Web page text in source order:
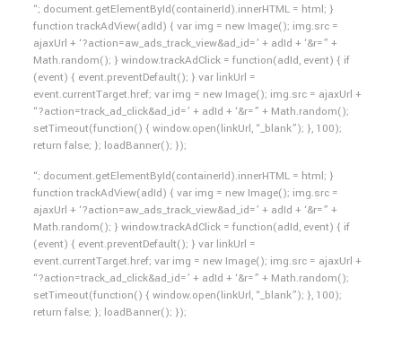
“; document.getElementById(containerId).innerHTML = html; }
function trackAdView(adId) { var img = new Image(); img.src =
ajaxUrl + ‘?action=aw_ads_track_view&ad_id=’ + adId + ‘&r=” +
Math.random(); } window.trackAdClick = function(adId, event) { if
(event) { event.preventDefault(); } var linkUrl =
event.currentTarget.href; var img = new Image(); img.src = ajaxUrl +
“?action=track_ad_click&ad_id=’ + adId + ‘&r=” + Math.random();
setTimeout(function() { window.open(linkUrl, “_blank”); }, 100);
return false; }; loadBanner(); });
“; document.getElementById(containerId).innerHTML = html; }
function trackAdView(adId) { var img = new Image(); img.src =
ajaxUrl + ‘?action=aw_ads_track_view&ad_id=’ + adId + ‘&r=” +
Math.random(); } window.trackAdClick = function(adId, event) { if
(event) { event.preventDefault(); } var linkUrl =
event.currentTarget.href; var img = new Image(); img.src = ajaxUrl +
“?action=track_ad_click&ad_id=’ + adId + ‘&r=” + Math.random();
setTimeout(function() { window.open(linkUrl, “_blank”); }, 100);
return false; }; loadBanner(); });